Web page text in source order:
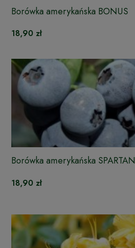
Borówka amerykańska BONUS
18,90 zł
Borówka amerykańska SPARTAN
18,90 zł